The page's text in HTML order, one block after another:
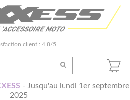
client : 4.8/5
- Jusqu'au lundi 1er septembre
2025